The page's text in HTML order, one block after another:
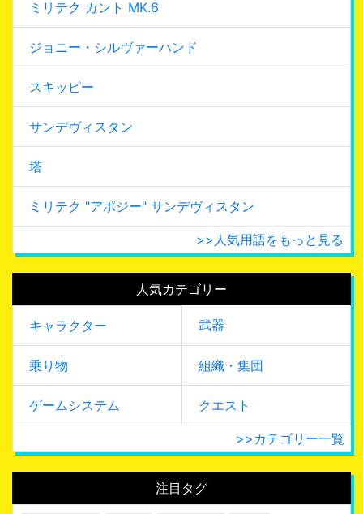
ミリテク カント MK.6
ジョニー・シルヴァーハンド
スキッピー
サンデヴィスタン
塔
ミリテク "アポジー" サンデヴィスタン
>>人気用語をもっと見る
人気カテゴリー
キャラクター 武器
乗り物 組織・集団
ゲームシステム クエスト
>>カテゴリー一覧
注目タグ